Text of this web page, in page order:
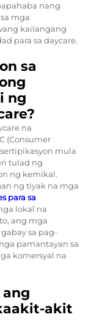
nang
mga
kailangang
para sa daycare.
sa
ng
na
(Consumer
mula
tulad ng
ng kemikal.
ng tiyak na mga
para sa
lokal na
ang mga
sa pag-
pamantayan sa
komersyal na
akit